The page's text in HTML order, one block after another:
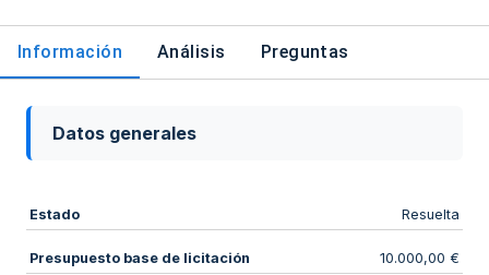
Información Análisis Preguntas
Datos generales
Estado Resuelta
Presupuesto base de licitación 10.000,00 €